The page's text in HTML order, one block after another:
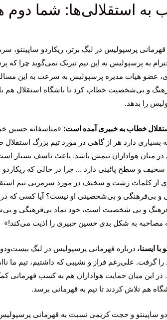
به استقلالی‌ها: شما دوم
پرسپولیس در لیگ برتر، ریکاردو ساپینتو،
به پرسپولیس به این تیم تبریک نمی‌گوید چرا که
عضو هیات مدیره پرسپولیس به سرعت به این
و بی‌شخصیت خطاب کرد تا باشگاه استقلال هم با
را بدهد.
خطاب به خبیری آمده است: «متاسفانه حسین
بسیاری دارد هر از گاهی در مورد تیم بزرگ
در میان هواداران تیمش باشد. باعث تاسف بسیار
سخیف و سطح پائینی دارد … چرا در حالی که ریکاردو
از کلمات زشت و سخیف در مورد سرمربی تیم
و بی‌فرهنگی و بی‌شخصیتی او نیست؟ آیا کسی که
و بی شخصیت است، خود نماد بی‌فرهنگی و
مصاحبه به شکل بدی حسین خبیری را اذیت می‌کند!»
ایسنا، درباره قهرمانی پرسپولیس در لیگ
گرفت. علی‌رغم فراز و نشیبی که داشتیم، تیم ما
در این میان حمایت هواداران هم به کسب قهرمانی
هم تلاش کردند تا تیم به قهرمانی برسد.
ساپینتو و حجت کریمی نسبت به قهرمانی